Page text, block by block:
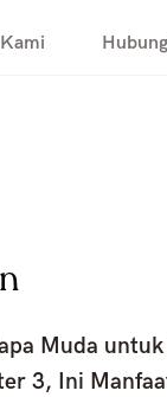
Muda
3, Ini